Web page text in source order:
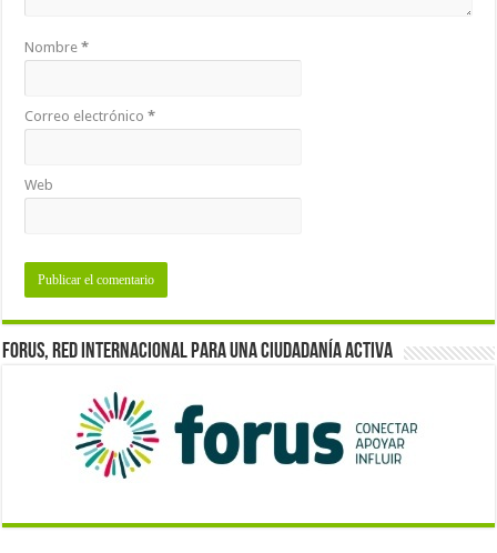
Nombre*
Correo electrónico*
Web
Forus, red internacional para una ciudadanía activa